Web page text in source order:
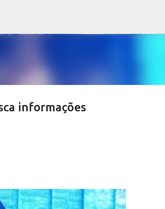
informações